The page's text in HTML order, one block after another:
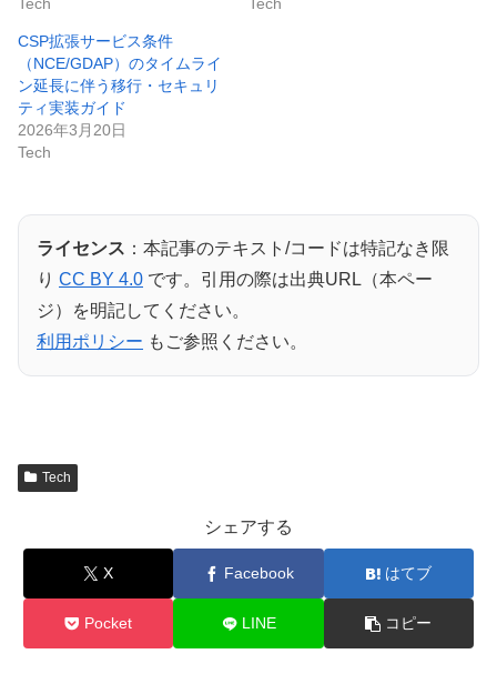
CSP拡張サービス条件
（NCE/GDAP）のタイムライ
ン延長に伴う移行・セキュリ
ティ実装ガイド
2026年3月20日
Tech
ライセンス ：本記事のテキスト/コードは特記なき限
り CC BY 4.0 です。引用の際は出典URL（本ペー
ジ）を明記してください。
利用ポリシー もご参照ください。
Tech
シェアする
X Facebook はてブ
Pocket LINE コピー